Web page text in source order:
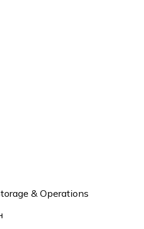
& Operations